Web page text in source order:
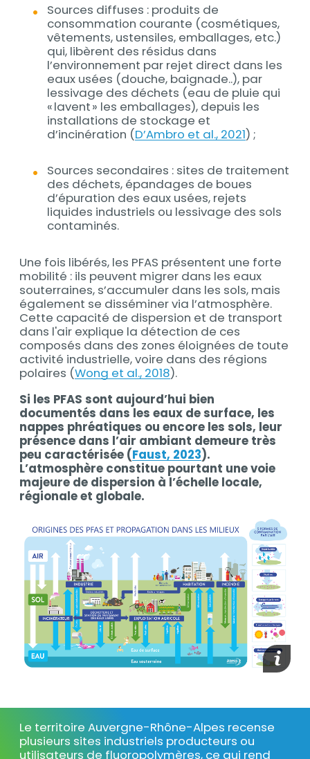
Sources diffuses : produits de
consommation courante (cosmétiques,
vêtements, ustensiles, emballages, etc.)
qui, libèrent des résidus dans
l’environnement par rejet direct dans les
eaux usées (douche, baignade..), par
lessivage des déchets (eau de pluie qui
« lavent » les emballages), depuis les
installations de stockage et
d’incinération (D’Ambro et al., 2021) ;
Sources secondaires : sites de traitement
des déchets, épandages de boues
d’épuration des eaux usées, rejets
liquides industriels ou lessivage des sols
contaminés.
Une fois libérés, les PFAS présentent une forte
mobilité : ils peuvent migrer dans les eaux
souterraines, s’accumuler dans les sols, mais
également se disséminer via l’atmosphère.
Cette capacité de dispersion et de transport
dans l'air explique la détection de ces
composés dans des zones éloignées de toute
activité industrielle, voire dans des régions
polaires (Wong et al., 2018).
Si les PFAS sont aujourd’hui bien
documentés dans les eaux de surface, les
nappes phréatiques ou encore les sols, leur
présence dans l’air ambiant demeure très
peu caractérisée (Faust, 2023).
L’atmosphère constitue pourtant une voie
majeure de dispersion à l’échelle locale,
régionale et globale.
Texte
Le territoire Auvergne-Rhône-Alpes recense
plusieurs sites industriels producteurs ou
utilisateurs de fluoropolymères, ce qui rend